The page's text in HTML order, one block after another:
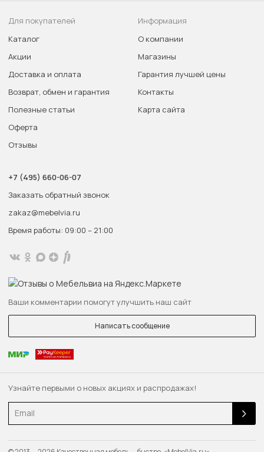
Узнайте первыми о новых акциях и распродажах!
Email
Для покупателей
Каталог
Акции
Доставка и оплата
Возврат, обмен и гарантия
Полезные статьи
Оферта
Отзывы
Информация
О компании
Магазины
Гарантия лучшей цены
Контакты
Карта сайта
+7 (495) 660-06-07
Заказать обратный звонок
zakaz@mebelvia.ru
Время работы: 09:00 – 21:00
Ваши комментарии помогут улучшить наш сайт
Написать сообщение